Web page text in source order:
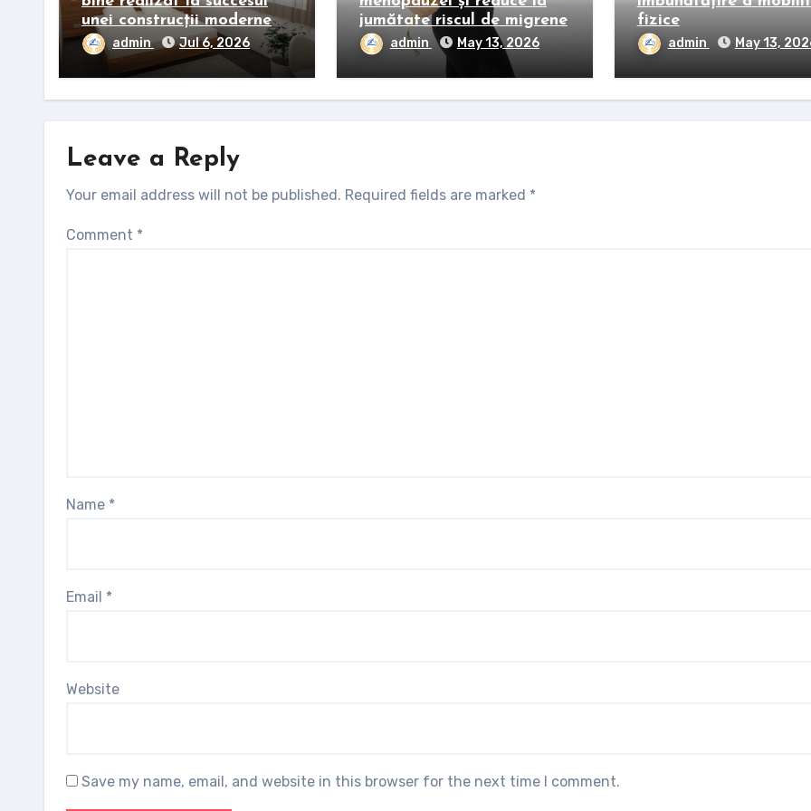
unei construcții moderne
admin Jul 6, 2026
jumătate riscul de migrene
admin May 13, 2026
fizice
admin May 13,
Leave a Reply
Your email address will not be published. Required fields are marked *
Comment *
Name *
Email *
Website
Save my name, email, and website in this browser for the next time I comment.